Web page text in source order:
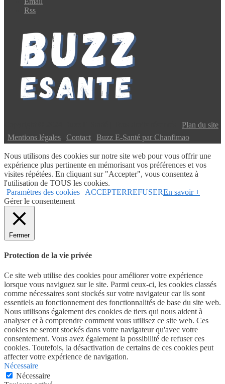
Rss
Plan du site
Mentions légales Contact Buzz E-Santé par Chanfimao
Nous utilisons des cookies sur notre site web pour vous offrir une
expérience plus pertinente en mémorisant vos préférences et vos
visites répétées. En cliquant sur "Accepter", vous consentez à
l'utilisation de TOUS les cookies.
Paramètres des cookies
ACCEPTERREFUSEREn savoir +
Gérer le consentement
Fermer
Protection de la vie privée
Ce site web utilise des cookies pour améliorer votre expérience
lorsque vous naviguez sur le site. Parmi ceux-ci, les cookies classés
comme nécessaires sont stockés sur votre navigateur car ils sont
essentiels au fonctionnement des fonctionnalités de base du site web.
Nous utilisons également des cookies de tiers qui nous aident à
analyser et à comprendre comment vous utilisez ce site web. Ces
cookies ne seront stockés dans votre navigateur qu'avec votre
consentement. Vous avez également la possibilité de refuser ces
cookies. Toutefois, la désactivation de certains de ces cookies peut
affecter votre expérience de navigation.
Nécessaire
Nécessaire